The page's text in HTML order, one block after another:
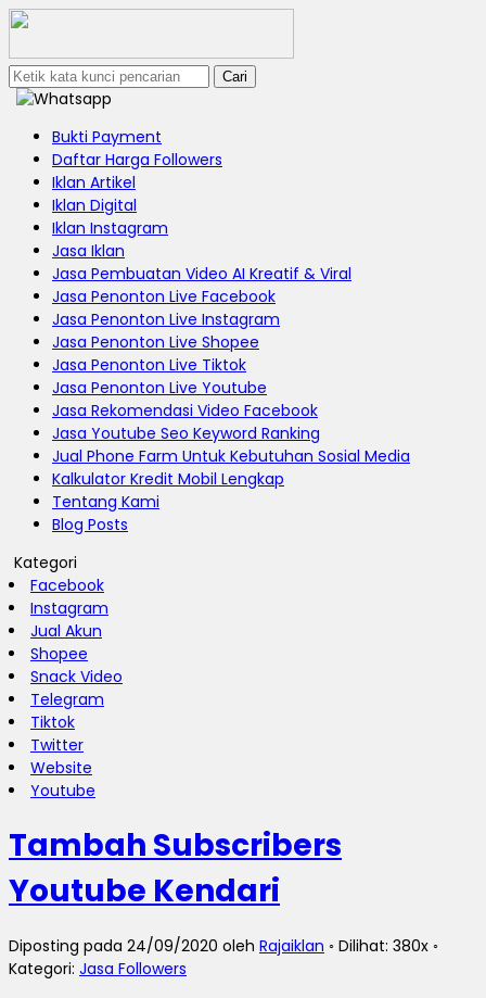
Cari
Bukti Payment
Daftar Harga Followers
Iklan Artikel
Iklan Digital
Iklan Instagram
Jasa Iklan
Jasa Pembuatan Video AI Kreatif & Viral
Jasa Penonton Live Facebook
Jasa Penonton Live Instagram
Jasa Penonton Live Shopee
Jasa Penonton Live Tiktok
Jasa Penonton Live Youtube
Jasa Rekomendasi Video Facebook
Jasa Youtube Seo Keyword Ranking
Jual Phone Farm Untuk Kebutuhan Sosial Media
Kalkulator Kredit Mobil Lengkap
Tentang Kami
Blog Posts
Kategori
Facebook
Instagram
Jual Akun
Shopee
Snack Video
Telegram
Tiktok
Twitter
Website
Youtube
Tambah Subscribers
Youtube Kendari
Diposting pada 24/09/2020 oleh Rajaiklan ◦ Dilihat: 380x ◦
Kategori: Jasa Followers